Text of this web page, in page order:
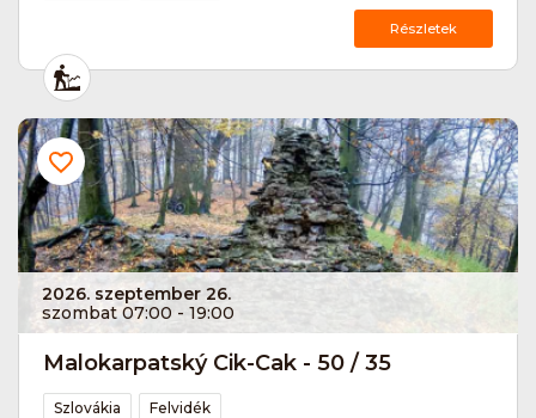
Részletek
2026. szeptember 26.
szombat 07:00 - 19:00
Malokarpatský Cik-Cak - 50 / 35
Szlovákia Felvidék